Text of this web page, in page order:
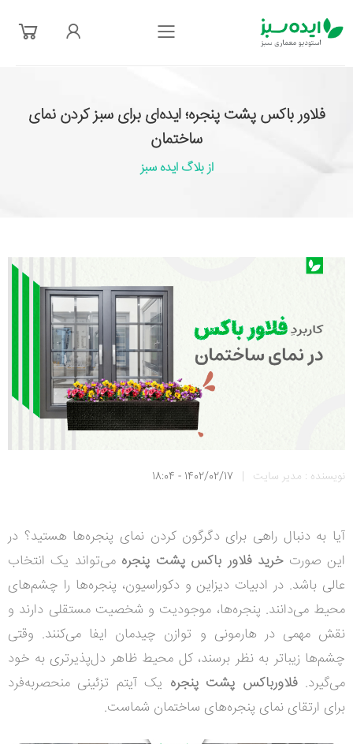
فهرست
فلاور باکس پشت پنجره؛ ایده‌ای برای سبز کردن نمای
ساختمان
از بلاگ ایده سبز
نویسنده : مدیر سایت |
1402/02/17 - 18:04
آیا به دنبال راهی برای دگرگون کردن نمای پنجره‌ها هستید؟ در
این صورتخرید فلاور باکس پشت پنجرهمی‌تواند یک انتخاب
عالی باشد. در ادبیات دیزاین و دکوراسیون، پنجره‌ها را چشم‌های
محیط می‌دانند. پنجره‌ها، موجودیت و شخصیت مستقلی دارند و
نقش مهمی در هارمونی و توازن چیدمان ایفا می‌کنند. وقتی
چشم‌ها زیباتر به نظر برسند، کل محیط ظاهر دل‌پذیرتری به خود
می‌گیرد.فلاورباکس پشت پنجره یک آیتم تزئینی منحصربه‌فرد
برای ارتقای نمای پنجره‌های ساختمان شماست.